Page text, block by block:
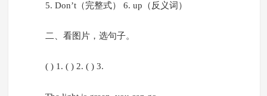
5. Don’t（完整式） 6. up（反义词）
二、看图片，选句子。
( ) 1. ( ) 2. ( ) 3.